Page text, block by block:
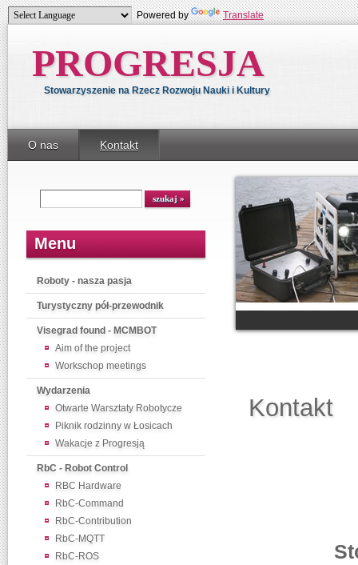
Powered by Translate
PROGRESJA
Stowarzyszenie na Rzecz Rozwoju Nauki i Kultury
O nas Kontakt
Menu
Roboty - nasza pasja
Turystyczny pół-przewodnik
Visegrad found - MCMBOT
Aim of the project
Workschop meetings
Wydarzenia
Otwarte Warsztaty Robotycze
Piknik rodzinny w Łosicach
Wakacje z Progresją
RbC - Robot Control
RBC Hardware
RbC-Command
RbC-Contribution
RbC-MQTT
RbC-ROS
Kontakt